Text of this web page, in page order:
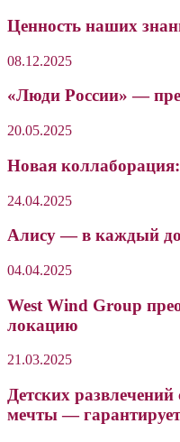
Ценность наших
08.12.2025
«Люди России» —
20.05.2025
Новая
24.04.2025
Алису — в каждый
04.04.2025
West Wind Group
локацию
21.03.2025
Детских
мечты — гарантирует